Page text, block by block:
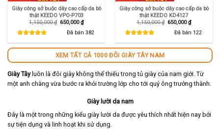
Giày công sở buộc dây cao cấp da bò
thật KEEDO VPO-P703
1,150,000₫ Giá
1,150,000 ₫.
650,000₫Giá
hiện
tại
là:
650,000 ₫.
Đã bán 382
Giày công sở buộc dây cao cấp da bò
thật KEEDO KD4127
1,150,000₫ Giá
1,150,000 ₫.
650,000₫Giá
hiện
tại
là:
650,000 ₫.
Đã bán 122
XEM TẤT CẢ 1000 ĐÔI GIÀY TÂY NAM
Giày Tâyluôn là đôi giày không thể thiếu trong tủ giày của nam giới. Từ
một anh chàng vừa bước ra khỏi trường lớp cho tới quý ông trưởng thành.
Giày lười da nam
Đây là một trong những kiểu giày lười da được yêu thích nhất hiện nay bởi
sự tiện dụng và linh hoạt khi sử dụng.